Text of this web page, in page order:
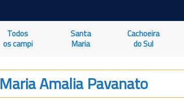
Todos
os campi
Santa
Maria
Cachoeira
do Sul
Maria Amalia Pavanato